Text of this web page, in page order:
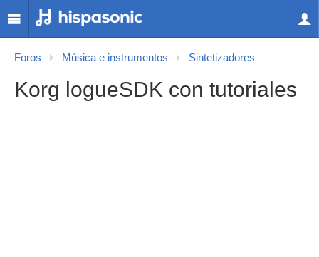
Foros Música e instrumentos Sintetizadores
Korg logueSDK con tutoriales